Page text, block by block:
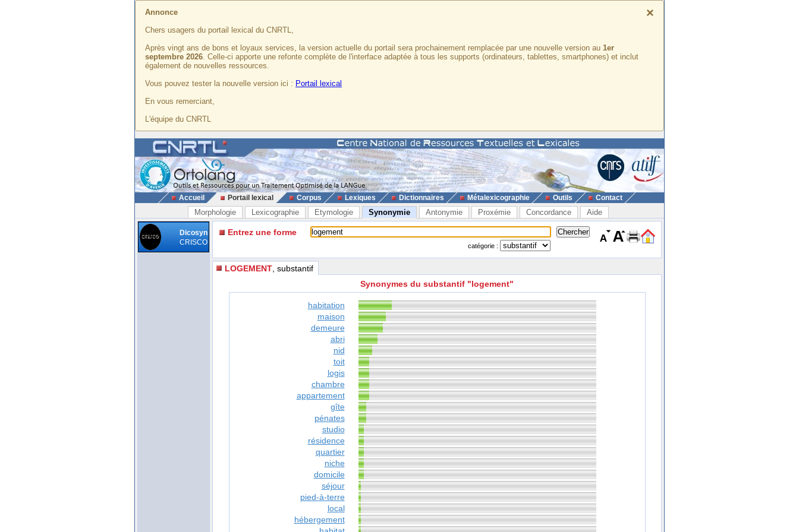
×
Annonce
Chers usagers du portail lexical du CNRTL,
Après vingt ans de bons et loyaux services, la version actuelle du portail sera prochainement remplacée par une nouvelle version au 1er
septembre 2026. Celle-ci apporte une refonte complète de l'interface adaptée à tous les supports (ordinateurs, tablettes, smartphones) et inclut
également de nouvelles ressources.
Vous pouvez tester la nouvelle version ici : Portail lexical
En vous remerciant,
L'équipe du CNRTL
Accueil Portail lexical Corpus Lexiques Dictionnaires Métalexicographie Outils Contact
Morphologie Lexicographie Etymologie Synonymie Antonymie Proxémie Concordance Aide
Dicosyn
CRISCO
Entrez une forme
catégorie :
LOGEMENT , substantif
Synonymes du substantif "logement"
habitation
maison
demeure
abri
nid
toit
logis
chambre
appartement
gîte
pénates
studio
résidence
quartier
niche
domicile
séjour
pied-à-terre
local
hébergement